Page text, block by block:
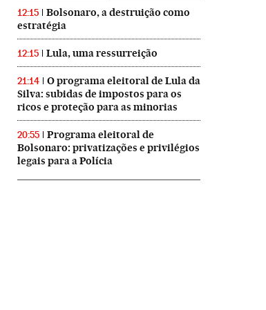
12:15
Bolsonaro, a destruição como
estratégia
12:15 Lula, uma ressurreição
21:14
O programa eleitoral de Lula da
Silva: subidas de impostos para os
ricos e proteção para as minorias
20:55
Programa eleitoral de
Bolsonaro: privatizações e privilégios
legais para a Polícia